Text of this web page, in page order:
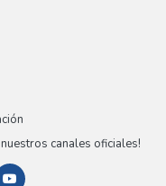
canales oficiales!